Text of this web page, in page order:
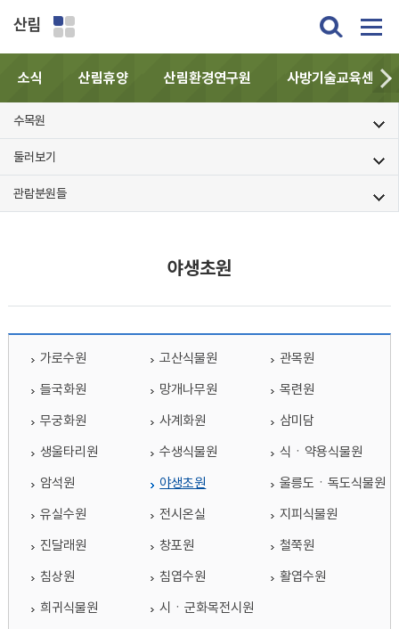
산림
소식 산림휴양 산림환경연구원 사방기술교육센터
수목원
둘러보기
관람분원들
야생초원
가로수원 고산식물원
관목원
들국화원
망개나무원
목련원
무궁화원
사계화원
삼미담
생울타리원
수생식물원
식ㆍ약용식물원
암석원
야생초원
울릉도ㆍ독도식물원
유실수원
전시온실
지피식물원
진달래원
창포원
철쭉원
침상원
침엽수원
활엽수원
희귀식물원
시ㆍ군화목전시원